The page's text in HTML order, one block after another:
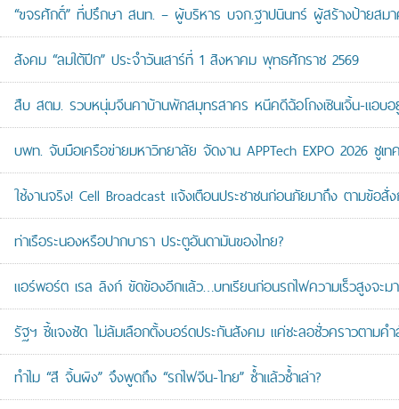
“ขจรศักดิ์” ที่ปรึกษา สนท. – ผู้บริหาร บจก.ฐาปนินทร์ ผู้สร้างป้ายสม
สังคม “ลมใต้ปีก” ประจำวันเสาร์ที่ 1 สิงหาคม พุทธศักราช 2569
สืบ สตม. รวบหนุ่มจีนคาบ้านพักสมุทรสาคร หนีคดีฉ้อโกงเซินเจิ้น-แอบอ
บพท. จับมือเครือข่ายมหาวิทยาลัย จัดงาน APPTech EXPO 2026 ชูเ
ใช้งานจริง! Cell Broadcast แจ้งเตือนประชาชนก่อนภัยมาถึง ตามข้อสั่
ท่าเรือระนองหรือปากบารา ประตูอันดามันของไทย?
แอร์พอร์ต เรล ลิงก์ ขัดข้องอีกแล้ว…บทเรียนก่อนรถไฟความเร็วสูงจะม
รัฐฯ ชี้แจงชัด ไม่ล้มเลือกตั้งบอร์ดประกันสังคม แค่ชะลอชั่วคราวตามค
ทำไม “สี จิ้นผิง” จึงพูดถึง “รถไฟจีน-ไทย” ซ้ำแล้วซ้ำเล่า?